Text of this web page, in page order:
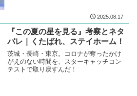
2025.08.17
『この夏の星を見る』考察とネタ
バレ｜くたばれ、ステイホーム！
茨城・長崎・東京。コロナが奪ったかけ
がえのない時間を、スターキャッチコン
テストで取り戻すんだ！